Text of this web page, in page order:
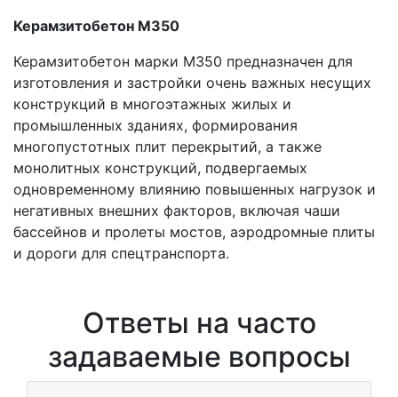
Керамзитобетон М350
Керамзитобетон марки М350 предназначен для
изготовления и застройки очень важных несущих
конструкций в многоэтажных жилых и
промышленных зданиях, формирования
многопустотных плит перекрытий, а также
монолитных конструкций, подвергаемых
одновременному влиянию повышенных нагрузок и
негативных внешних факторов, включая чаши
бассейнов и пролеты мостов, аэродромные плиты
и дороги для спецтранспорта.
Ответы на часто
задаваемые вопросы